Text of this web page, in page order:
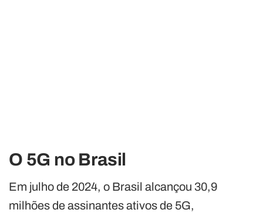
O 5G no Brasil
Em julho de 2024, o Brasil alcançou 30,9
milhões de assinantes ativos de 5G,